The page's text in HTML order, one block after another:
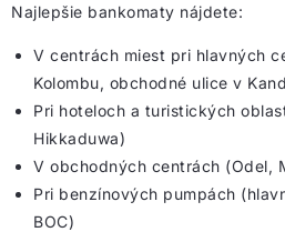
Najlepšie bankomaty nájdete:
V centrách miest pri hlavných
Kolombu, obchodné ulice v
Pri hoteloch a turistických
Hikkaduwa)
V obchodných centrách (Odel,
Pri benzínových pumpách
BOC)